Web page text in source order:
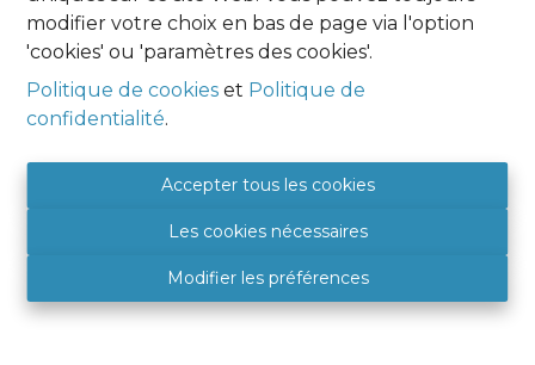
modifier votre choix en bas de page via l'option
'cookies' ou 'paramètres des cookies'.
Politique de cookies et Politique de
confidentialité.
Accepter tous les cookies
Les cookies nécessaires
Modifier les préférences
HOME EXPERT IMMO
5081 SAINT DENIS
BE 0849 788 987
+32 (0) 81 46 08 89
5081@hexpertimmo.be